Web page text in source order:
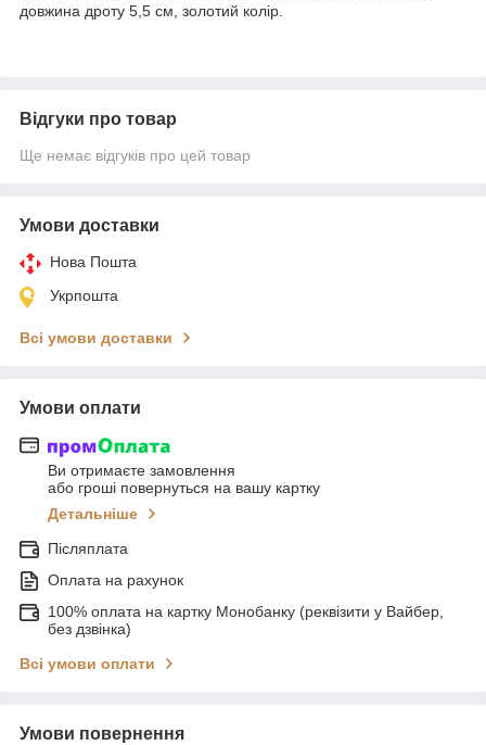
довжина дроту 5,5 см, золотий колір.
Відгуки про товар
Ще немає відгуків про цей товар
Умови доставки
Нова Пошта
Укрпошта
Всі умови доставки
Умови оплати
Ви отримаєте замовлення
або гроші повернуться на вашу картку
Детальніше
Післяплата
Оплата на рахунок
100% оплата на картку Монобанку (реквізити у Вайбер,
без дзвінка)
Всі умови оплати
Умови повернення